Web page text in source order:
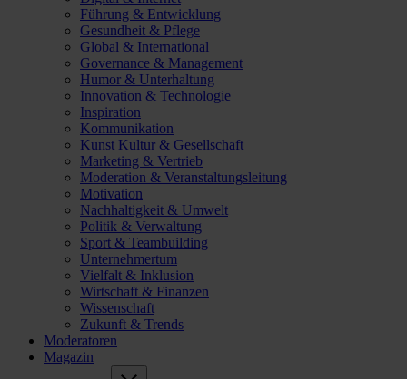
Führung & Entwicklung
Gesundheit & Pflege
Global & International
Governance & Management
Humor & Unterhaltung
Innovation & Technologie
Inspiration
Kommunikation
Kunst Kultur & Gesellschaft
Marketing & Vertrieb
Moderation & Veranstaltungsleitung
Motivation
Nachhaltigkeit & Umwelt
Politik & Verwaltung
Sport & Teambuilding
Unternehmertum
Vielfalt & Inklusion
Wirtschaft & Finanzen
Wissenschaft
Zukunft & Trends
Moderatoren
Magazin